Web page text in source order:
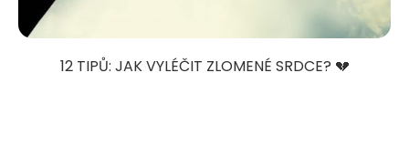
12 TIPŮ: JAK VYLÉČIT ZLOMENÉ SRDCE? 💔